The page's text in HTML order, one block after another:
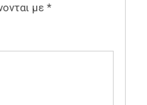
με *